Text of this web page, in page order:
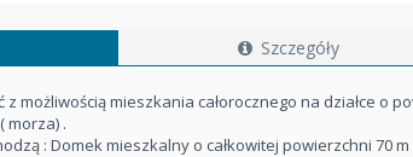
Szczegóły
z możliwością mieszkania całorocznego na działce o
morza) .
: Domek mieszkalny o całkowitej powierzchni 70